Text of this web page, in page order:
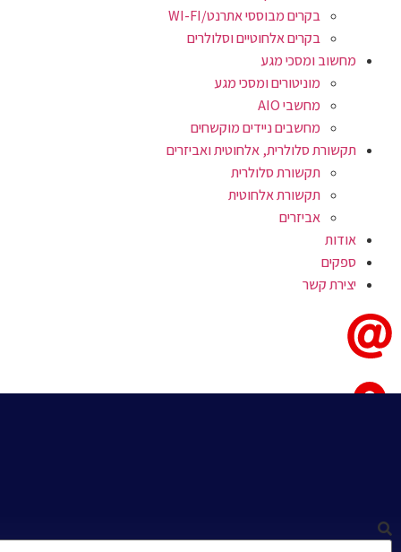
בקרים מבוססי אתרנט/WI-FI
בקרים אלחוטיים וסלולרים
מחשוב ומסכי מגע
מוניטורים ומסכי מגע
מחשבי AIO
מחשבים ניידים מוקשחים
תקשורת סלולרית, אלחוטית ואביזרים
תקשורת סלולרית
תקשורת אלחוטית
אביזרים
אודות
ספקים
יצירת קשר